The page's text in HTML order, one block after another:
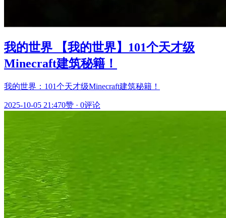
我的世界 【我的世界】101个天才级
Minecraft建筑秘籍！
我的世界：101个天才级Minecraft建筑秘籍！
2025-10-05 21:470赞 · 0评论